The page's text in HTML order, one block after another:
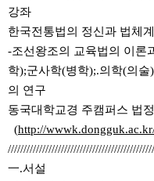
강좌
한국전통법의 정신과 법체
-조선왕조의 교육법의 이론
학);군사학(병학);.의학(의
의 연구
동국대학교경 주캠퍼스 법
(http://
一.서설